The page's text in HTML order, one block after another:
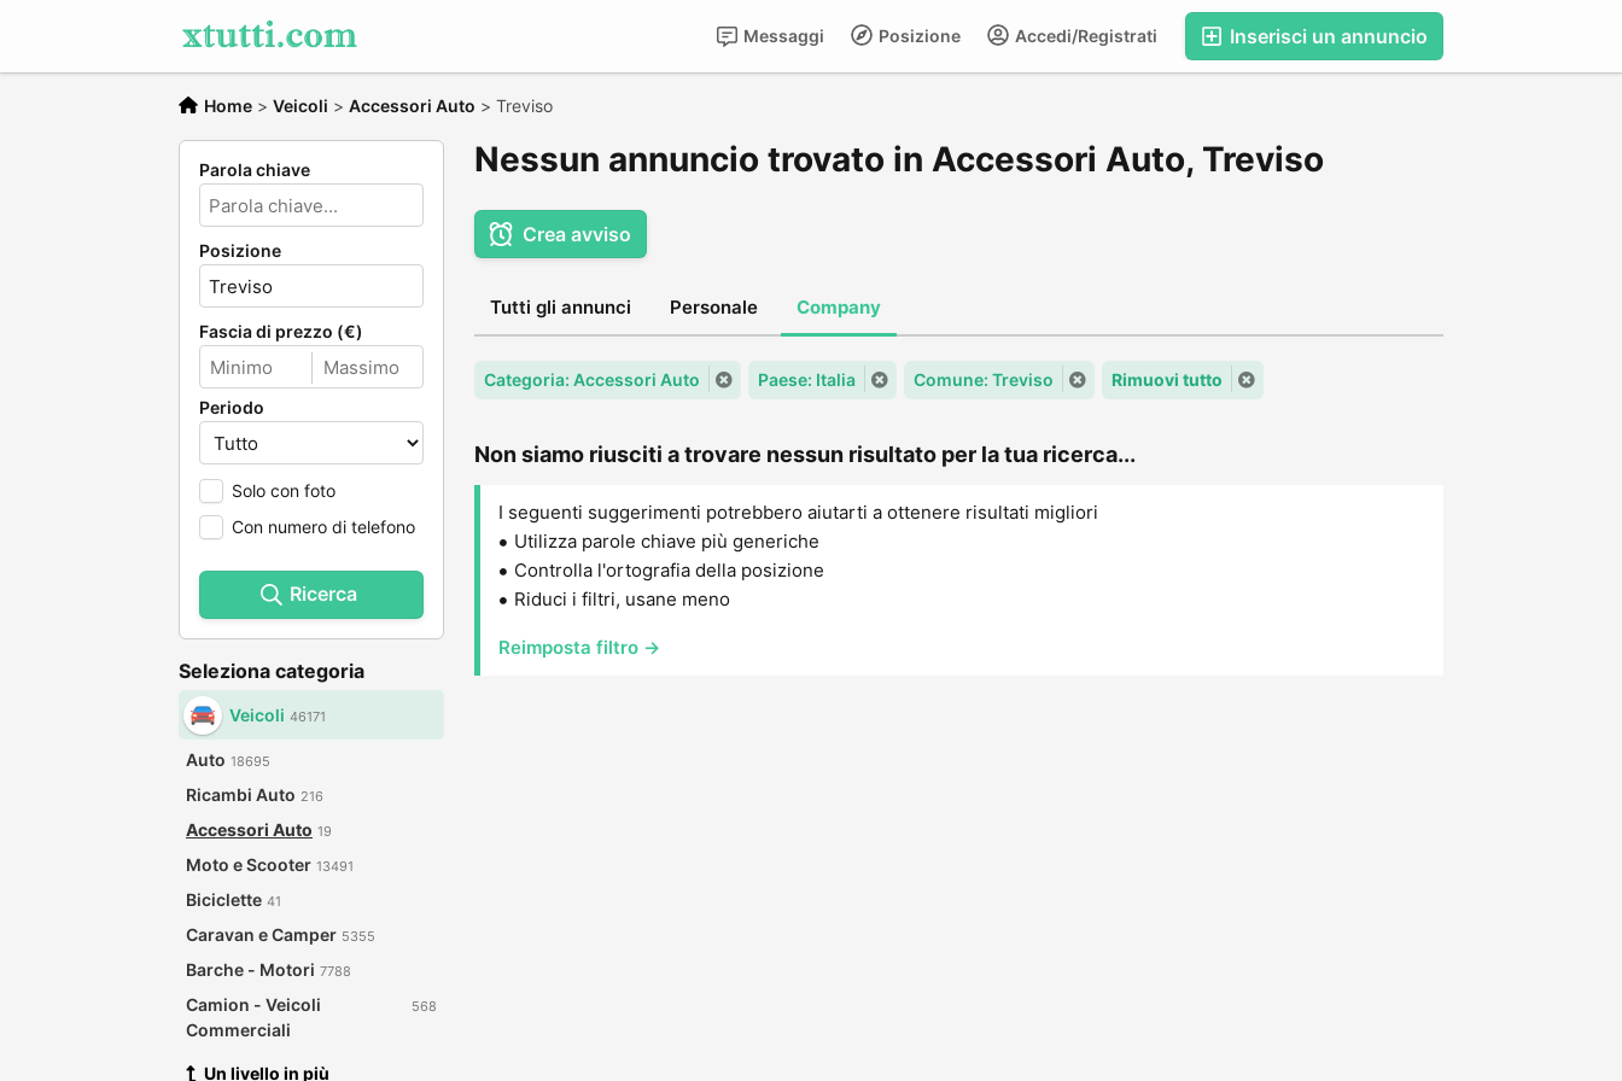
Inserisci un annuncio
Accedi/Registrati
Posizione
Messaggi
Home > Veicoli > Accessori Auto > Treviso
Parola chiave
Posizione
Fascia di prezzo (€)
Periodo
Solo con foto
Con numero di telefono
Ricerca
Seleziona categoria
Veicoli 46171
Auto 18695
Ricambi Auto 216
Accessori Auto 19
Moto e Scooter 13491
Biciclette 41
Caravan e Camper 5355
Barche - Motori 7788
Camion - Veicoli
Commerciali
568
Un livello in più
Nessun annuncio trovato in Accessori Auto, Treviso
Crea avviso
Tutti gli annunci Personale Company
Categoria: Accessori Auto Paese: Italia Comune: Treviso Rimuovi tutto
Non siamo riusciti a trovare nessun risultato per la tua ricerca...
I seguenti suggerimenti potrebbero aiutarti a ottenere risultati migliori
Utilizza parole chiave più generiche
Controlla l'ortografia della posizione
Riduci i filtri, usane meno
Reimposta filtro →